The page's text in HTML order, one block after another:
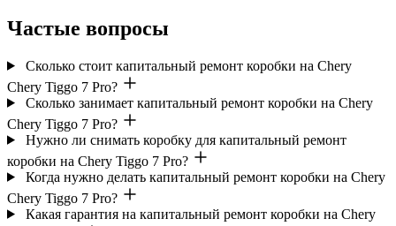
Частые вопросы
Сколько стоит капитальный ремонт коробки на Chery
Chery Tiggo 7 Pro?
Сколько занимает капитальный ремонт коробки на Chery
Chery Tiggo 7 Pro?
Нужно ли снимать коробку для капитальный ремонт
коробки на Chery Tiggo 7 Pro?
Когда нужно делать капитальный ремонт коробки на Chery
Chery Tiggo 7 Pro?
Какая гарантия на капитальный ремонт коробки на Chery